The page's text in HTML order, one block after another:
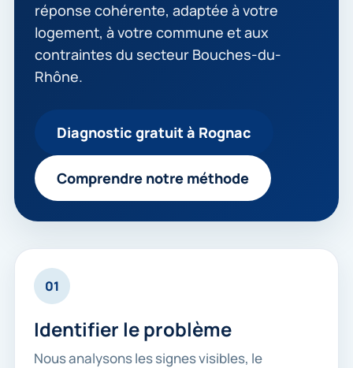
réponse cohérente, adaptée à votre
logement, à votre commune et aux
contraintes du secteur Bouches-du-
Rhône.
Diagnostic gratuit à Rognac
Comprendre notre méthode
01
Identifier le problème
Nous analysons les signes visibles, le